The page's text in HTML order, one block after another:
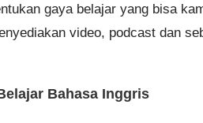
gaya belajar yang bisa
video, podcast dan
Bahasa Inggris